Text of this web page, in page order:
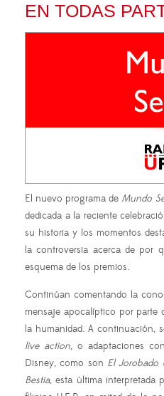
EN TODAS
El nuevo programa de Mundo
dedicada a la reciente
su historia y los momentos
la controversia acerca de por
esquema de los premios.
Continúan comentando la
mensaje apocalíptico por parte
la humanidad. A continuación,
live action, o adaptaciones
Disney, como son El Jorobado
Bestia, esta última interpretada